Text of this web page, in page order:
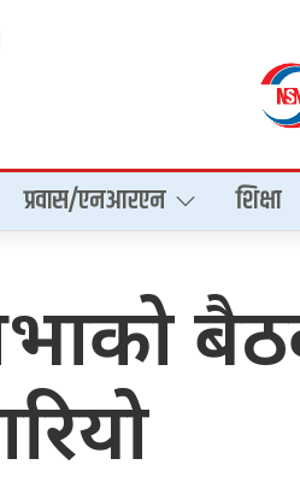
प्रवास/एनआरएन शिक्षा